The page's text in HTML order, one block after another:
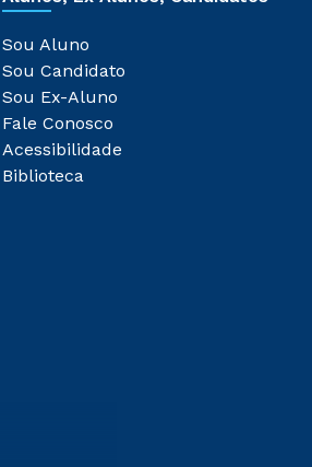
Sou Aluno
Sou Candidato
Sou Ex-Aluno
Fale Conosco
Acessibilidade
Biblioteca